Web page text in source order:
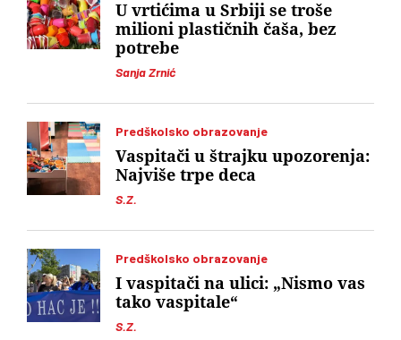
Sanja Zrnić
U vrtićima u Srbiji se troše
milioni plastičnih čaša, bez
potrebe
Predškolsko obrazovanje
S.Z.
Vaspitači u štrajku upozorenja:
Najviše trpe deca
Predškolsko obrazovanje
S.Z.
I vaspitači na ulici: „Nismo vas
tako vaspitale“